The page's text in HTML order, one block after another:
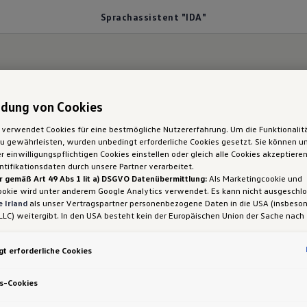
Sprachassistent "IDA"
Golf:
„IDA“ kannst du dein
von Cookies
verwendet Cookies für eine bestmögliche Nutzererfahrung. Um die
gewährleisten, wurden unbedingt erforderliche Cookies gesetzt. Sie können
einwilligungspflichtigen Cookies einstellen oder gleich alle Cookies
durch unsere Partner verarbeitet.
gemäß Art 49 Abs 1 lit a) DSGVO Datenübermittlung:Als Marketingcookie und
wird unter anderem Google Analytics verwendet. Es kann nicht
Irland als unser Vertragspartner personenbezogene Daten in die USA
weitergibt. In den USA besteht kein der Europäischen Union der Sache nach
durchsetzen können, in den USA keine Datenschutzgrundsätze bestehen,
können, wobei Eingriffe in Ihre persönlichen Rechte und Freiheiten nicht
beschränkt sind.
erforderliche Cookies
Cookies